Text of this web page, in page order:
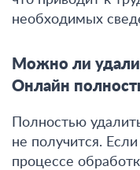
необходимых
Можно ли
Онлайн
Полностью
не получится.
процессе